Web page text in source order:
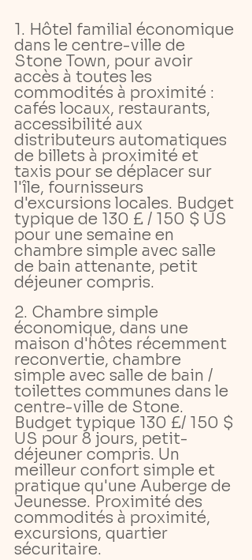
1. Hôtel familial économique
dans le centre-ville de
Stone Town, pour avoir
accès à toutes les
commodités à proximité :
cafés locaux, restaurants,
accessibilité aux
distributeurs automatiques
de billets à proximité et
taxis pour se déplacer sur
l'île, fournisseurs
d'excursions locales. Budget
typique de 130 £ / 150 $ US
pour une semaine en
chambre simple avec salle
de bain attenante, petit
déjeuner compris.
2. Chambre simple
économique, dans une
maison d'hôtes récemment
reconvertie, chambre
simple avec salle de bain /
toilettes communes dans le
centre-ville de Stone.
Budget typique 130 £/ 150 $
US pour 8 jours, petit-
déjeuner compris. Un
meilleur confort simple et
pratique qu'une Auberge de
Jeunesse. Proximité des
commodités à proximité,
excursions, quartier
sécuritaire.